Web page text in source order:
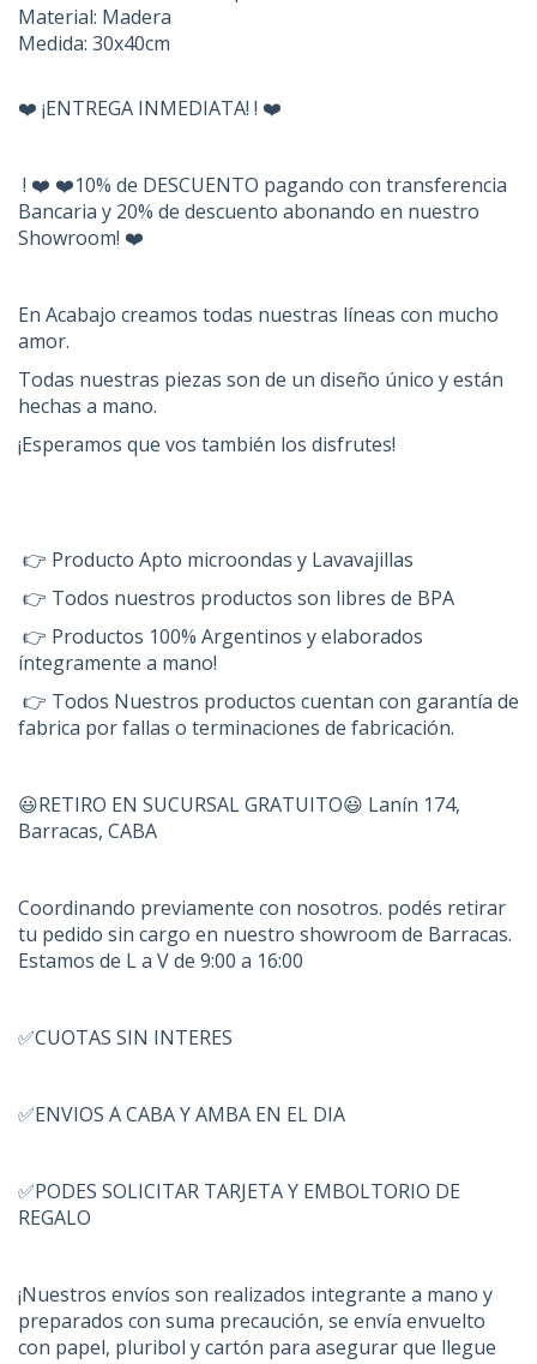
Material: Madera
Medida: 30x40cm
❤️ ¡ENTREGA INMEDIATA! ! ❤️
! ❤️ ❤️10% de DESCUENTO pagando con transferencia
Bancaria y 20% de descuento abonando en nuestro
Showroom! ❤️
En Acabajo creamos todas nuestras líneas con mucho
amor.
Todas nuestras piezas son de un diseño único y están
hechas a mano.
¡Esperamos que vos también los disfrutes!
👉 Producto Apto microondas y Lavavajillas
👉 Todos nuestros productos son libres de BPA
👉 Productos 100% Argentinos y elaborados
íntegramente a mano!
👉 Todos Nuestros productos cuentan con garantía de
fabrica por fallas o terminaciones de fabricación.
😃RETIRO EN SUCURSAL GRATUITO😃 Lanín 174,
Barracas, CABA
Coordinando previamente con nosotros. podés retirar
tu pedido sin cargo en nuestro showroom de Barracas.
Estamos de L a V de 9:00 a 16:00
✅CUOTAS SIN INTERES
✅ENVIOS A CABA Y AMBA EN EL DIA
✅PODES SOLICITAR TARJETA Y EMBOLTORIO DE
REGALO
¡Nuestros envíos son realizados integrante a mano y
preparados con suma precaución, se envía envuelto
con papel, pluribol y cartón para asegurar que llegue